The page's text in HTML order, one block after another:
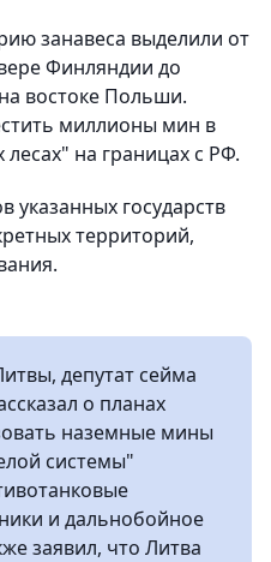
занавеса выделили от
Финляндии до
востоке Польши.
миллионы мин в
на границах с РФ.
указанных государств
территорий,
депутат сейма
о планах
наземные мины
системы"
и дальнобойное
заявил, что Литва